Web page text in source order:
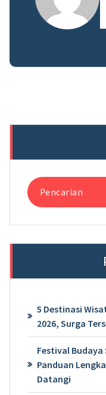
Pencarian
untuk:
5 Destinasi
2026, Surga
Festival
Panduan
Datangi